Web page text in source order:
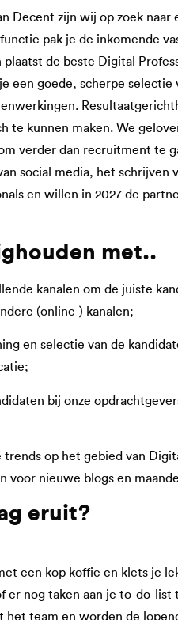
Decent zijn wij op zoek
pak je de inkomende
de beste Digital
een goede, scherpe
te kunnen maken. We
verder dan recruitment te
social media, het schrijven
en willen in 2027 de
met..
kanalen om de juiste
(online-) kanalen;
en selectie van de
bij onze
trends op het gebied van
voor nieuwe blogs en
eruit?
een kop koffie en klets je
er nog taken aan je to-do-
het team en worden de